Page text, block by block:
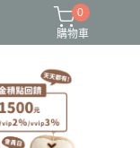
拉拉熊
0
購物車